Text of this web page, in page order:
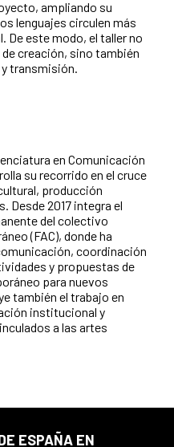
ampliando su
lenguajes circulen más
De este modo, el taller no
creación, sino también
transmisión.
en Comunicación
su recorrido en el cruce
producción
Desde 2017 integra el
del colectivo
(FAC), donde ha
coordinación
y propuestas de
para nuevos
también el trabajo en
institucional y
a las artes
ESPAÑA EN